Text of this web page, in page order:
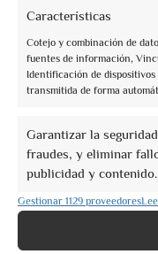
Características
Cotejo y combinación de
fuentes de información,
Identificación de
transmitida de forma
Garantizar la
fraudes, y eliminar
publicidad y contenido.
Gestionar 1129 proveedores